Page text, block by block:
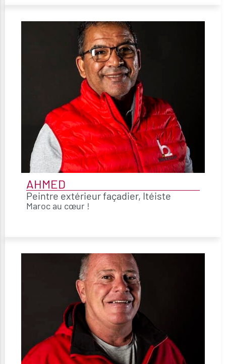
AHMED
Peintre extérieur façadier, Itéiste
Maroc au cœur !